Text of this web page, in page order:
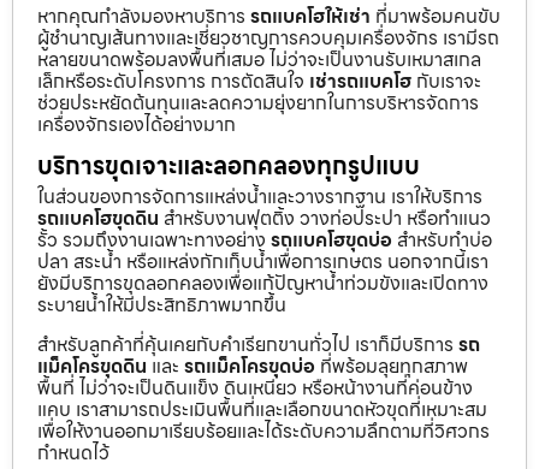
หากคุณกำลังมองหาบริการ รถแบคโฮให้เช่า ที่มาพร้อมคนขับ
ผู้ชำนาญเส้นทางและเชี่ยวชาญการควบคุมเครื่องจักร เรามีรถ
หลายขนาดพร้อมลงพื้นที่เสมอ ไม่ว่าจะเป็นงานรับเหมาสเกล
เล็กหรือระดับโครงการ การตัดสินใจ เช่ารถแบคโฮ กับเราจะ
ช่วยประหยัดต้นทุนและลดความยุ่งยากในการบริหารจัดการ
เครื่องจักรเองได้อย่างมาก
บริการขุดเจาะและลอกคลองทุกรูปแบบ
ในส่วนของการจัดการแหล่งน้ำและวางรากฐาน เราให้บริการ
รถแบคโฮขุดดิน สำหรับงานฟุตติ้ง วางท่อประปา หรือทำแนว
รั้ว รวมถึงงานเฉพาะทางอย่าง รถแบคโฮขุดบ่อ สำหรับทำบ่อ
ปลา สระน้ำ หรือแหล่งกักเก็บน้ำเพื่อการเกษตร นอกจากนี้เรา
ยังมีบริการขุดลอกคลองเพื่อแก้ปัญหาน้ำท่วมขังและเปิดทาง
ระบายน้ำให้มีประสิทธิภาพมากขึ้น
สำหรับลูกค้าที่คุ้นเคยกับคำเรียกขานทั่วไป เราก็มีบริการ รถ
แม็คโครขุดดิน และ รถแม็คโครขุดบ่อ ที่พร้อมลุยทุกสภาพ
พื้นที่ ไม่ว่าจะเป็นดินแข็ง ดินเหนียว หรือหน้างานที่ค่อนข้าง
แคบ เราสามารถประเมินพื้นที่และเลือกขนาดหัวขุดที่เหมาะสม
เพื่อให้งานออกมาเรียบร้อยและได้ระดับความลึกตามที่วิศวกร
กำหนดไว้